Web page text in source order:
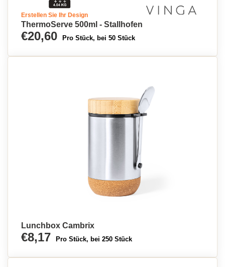
Erstellen Sie Ihr Design
ThermoServe 500ml - Stallhofen
€20,60 Pro Stück, bei 50 Stück
Lunchbox Cambrix
€8,17 Pro Stück, bei 250 Stück